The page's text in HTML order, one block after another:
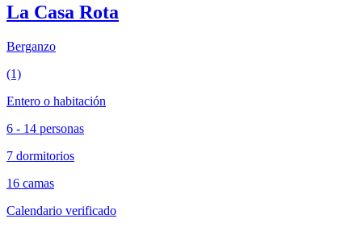
La Casa Rota
Berganzo
(1)
Entero o habitación
6 - 14 personas
7 dormitorios
16 camas
Calendario verificado